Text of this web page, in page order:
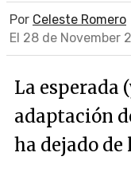
Por Celeste Romero
El 28 de November
La esperada
adaptación
ha dejado de